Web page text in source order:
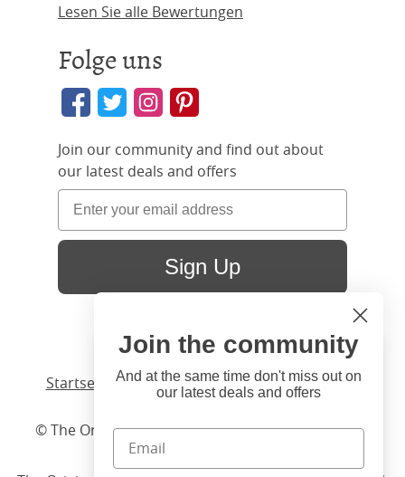
Lesen Sie alle Bewertungen
Folge uns
Join our community and find out about
our latest deals and offers
Sign Up
Startseite / Produkte /Bett/Holzbett/ Shelley
© The Original Bedstead Co. (2026) Company No.
03662796 VAT No. 726 3896 02
Hi
You're visiting us from United
States. Would you like to visit
our United States website?
United States Shop
Close
Join the community
And at the same time don't miss out on
our latest deals and offers